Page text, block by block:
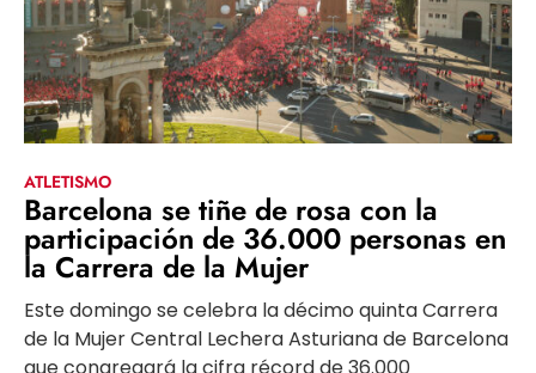
ATLETISMO
Barcelona se tiñe de rosa con la
participación de 36.000 personas en
la Carrera de la Mujer
Este domingo se celebra la décimo quinta Carrera
de la Mujer Central Lechera Asturiana de Barcelona